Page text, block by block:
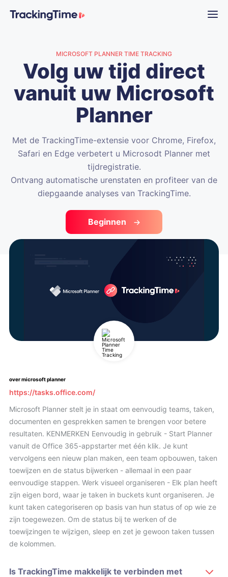
MICROSOFT PLANNER TIME TRACKING
Volg uw tijd direct
vanuit uw Microsoft
Planner
Met de TrackingTime-extensie voor Chrome, Firefox,
Safari en Edge verbetert u Microsodt Planner met
tijdregistratie.
Ontvang automatische urenstaten en profiteer van de
diepgaande analyses van TrackingTime.
Beginnen
over microsoft planner
https://tasks.office.com/
Microsoft Planner stelt je in staat om eenvoudig teams, taken,
documenten en gesprekken samen te brengen voor betere
resultaten. KENMERKEN Eenvoudig in gebruik - Start Planner
vanuit de Office 365-appstarter met één klik. Je kunt
vervolgens een nieuw plan maken, een team opbouwen, taken
toewijzen en de status bijwerken - allemaal in een paar
eenvoudige stappen. Werk visueel organiseren - Elk plan heeft
zijn eigen bord, waar je taken in buckets kunt organiseren. Je
kunt taken categoriseren op basis van hun status of op wie ze
zijn toegewezen. Om de status bij te werken of de
toewijzingen te wijzigen, sleep en zet je gewoon taken tussen
de kolommen.
Is TrackingTime makkelijk te verbinden met